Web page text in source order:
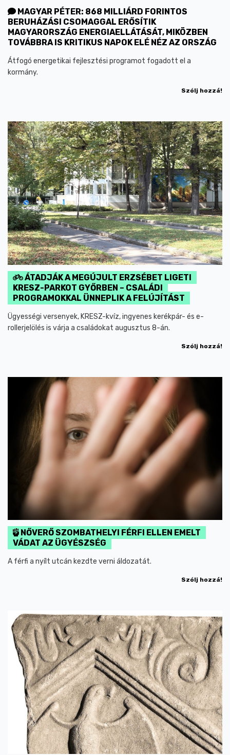
MAGYAR PÉTER: 868 MILLIÁRD FORINTOS
BERUHÁZÁSI CSOMAGGAL ERŐSÍTIK
MAGYARORSZÁG ENERGIAELLÁTÁSÁT, MIKÖZBEN
TOVÁBBRA IS KRITIKUS NAPOK ELÉ NÉZ AZ ORSZÁG
Átfogó energetikai fejlesztési programot fogadott el a
kormány.
Szólj hozzá!
ÁTADJÁK A MEGÚJULT ERZSÉBET LIGETI
KRESZ-PARKOT GYŐRBEN – CSALÁDI
PROGRAMOKKAL ÜNNEPLIK A FELÚJÍTÁST
Ügyességi versenyek, KRESZ-kvíz, ingyenes kerékpár- és e-
rollerjelölés is várja a családokat augusztus 8-án.
Szólj hozzá!
NŐVERŐ SZOMBATHELYI FÉRFI ELLEN EMELT
VÁDAT AZ ÜGYÉSZSÉG
A férfi a nyílt utcán kezdte verni áldozatát.
Szólj hozzá!